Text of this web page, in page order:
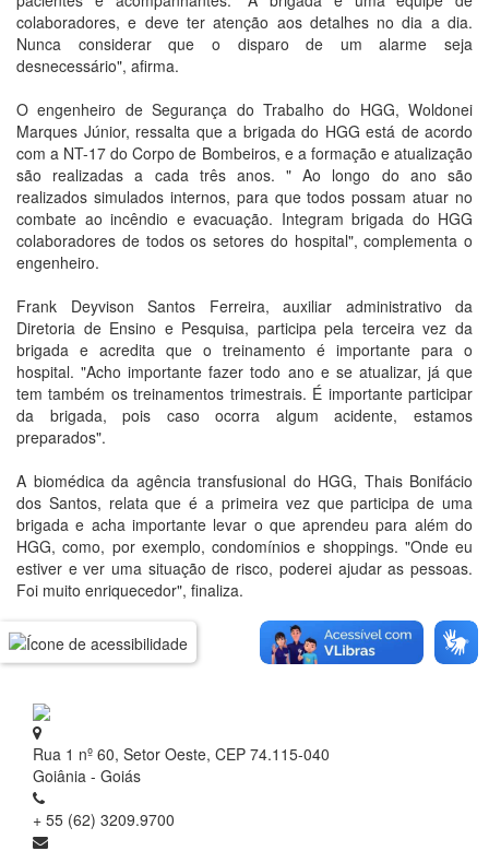
colaboradores, e deve ter atenção aos detalhes no dia a dia.
Nunca considerar que o disparo de um alarme seja
desnecessário", afirma.
O engenheiro de Segurança do Trabalho do HGG, Woldonei
Marques Júnior, ressalta que a brigada do HGG está de acordo
com a NT-17 do Corpo de Bombeiros, e a formação e atualização
são realizadas a cada três anos. " Ao longo do ano são
realizados simulados internos, para que todos possam atuar no
combate ao incêndio e evacuação. Integram brigada do HGG
colaboradores de todos os setores do hospital", complementa o
engenheiro.
Frank Deyvison Santos Ferreira, auxiliar administrativo da
Diretoria de Ensino e Pesquisa, participa pela terceira vez da
brigada e acredita que o treinamento é importante para o
hospital. "Acho importante fazer todo ano e se atualizar, já que
tem também os treinamentos trimestrais. É importante participar
da brigada, pois caso ocorra algum acidente, estamos
preparados".
A biomédica da agência transfusional do HGG, Thais Bonifácio
dos Santos, relata que é a primeira vez que participa de uma
brigada e acha importante levar o que aprendeu para além do
HGG, como, por exemplo, condomínios e shoppings. "Onde eu
estiver e ver uma situação de risco, poderei ajudar as pessoas.
Foi muito enriquecedor", finaliza.
Rua 1 nº 60, Setor Oeste, CEP 74.115-040
Goiânia - Goiás
+ 55 (62) 3209.9700